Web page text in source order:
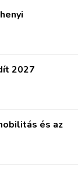
2027
és az